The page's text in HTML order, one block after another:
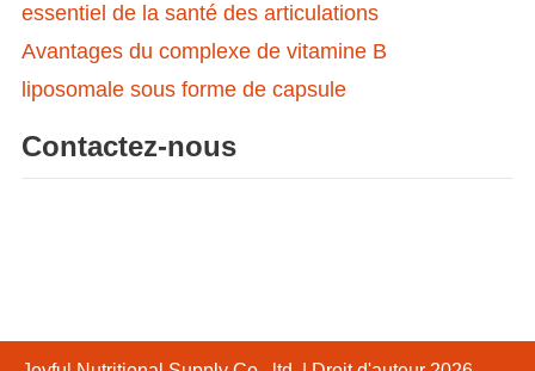
essentiel de la santé des articulations
Avantages du complexe de vitamine B
liposomale sous forme de capsule
Contactez-nous